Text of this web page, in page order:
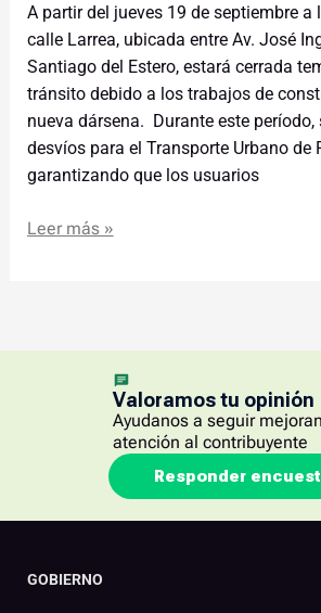
A partir del jueves 19 de septiembre a
calle Larrea, ubicada entre Av. José
Santiago del Estero, estará cerrada
tránsito debido a los trabajos de
nueva dársena. Durante este
desvíos para el Transporte Urbano de
garantizando que los usuarios
Leer más »
Valoramos tu opinión
Ayudanos a seguir
atención al contribuyente
Responder
GOBIERNO